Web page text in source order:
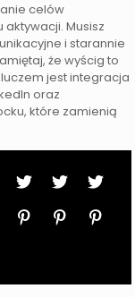
celów
Musisz
i starannie
że wyścig to
jest integracja
oraz
które zamienią